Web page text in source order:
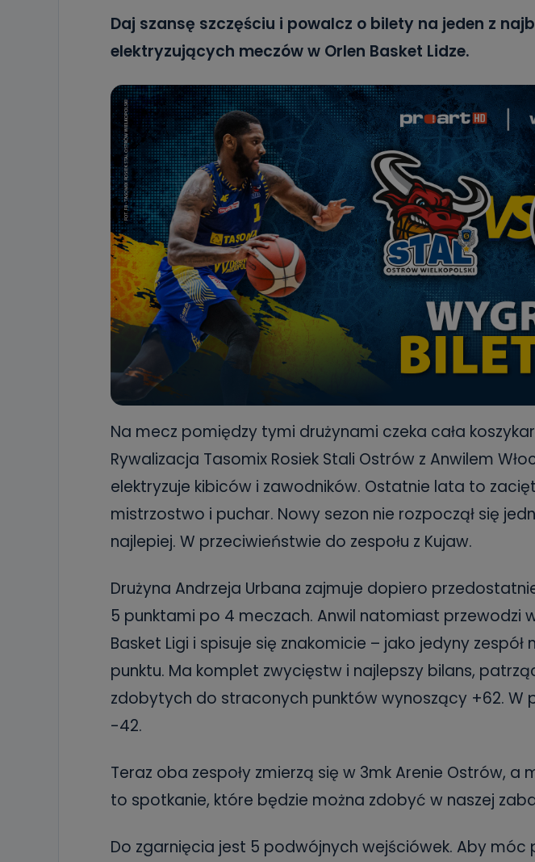
Daj szansę szczęściu i powalcz o bilety na jeden z
elektryzujących meczów w Orlen Basket Lidze.
Na mecz pomiędzy tymi drużynami czeka cała
Rywalizacja Tasomix Rosiek Stali Ostrów z Anwilem
elektryzuje kibiców i zawodników. Ostatnie lata to
mistrzostwo i puchar. Nowy sezon nie rozpoczął się
najlepiej. W przeciwieństwie do zespołu z Kujaw.
Drużyna Andrzeja Urbana zajmuje dopiero
5 punktami po 4 meczach. Anwil natomiast przewodzi
Basket Ligi i spisuje się znakomicie – jako jedyny zespół
punktu. Ma komplet zwycięstw i najlepszy bilans,
zdobytych do straconych punktów wynoszący +62. W
-42.
Teraz oba zespoły zmierzą się w 3mk Arenie Ostrów, a
to spotkanie, które będzie można zdobyć w naszej
Do zgarnięcia jest 5 podwójnych wejściówek. Aby